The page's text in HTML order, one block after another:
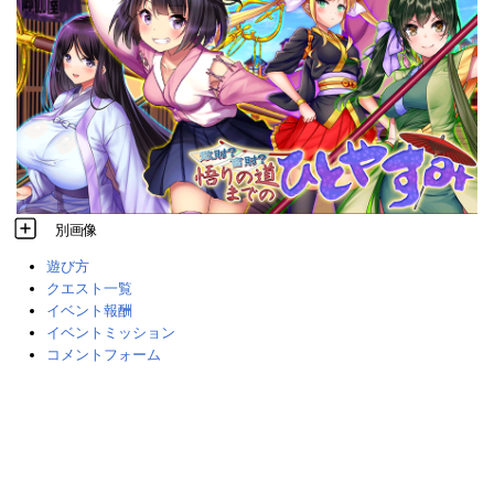
別画像
遊び方
クエスト一覧
イベント報酬
イベントミッション
コメントフォーム